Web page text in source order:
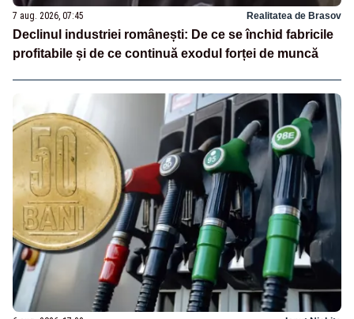
7 aug. 2026, 07:45 Realitatea de Brasov
Declinul industriei românești: De ce se închid fabricile
profitabile și de ce continuă exodul forței de muncă